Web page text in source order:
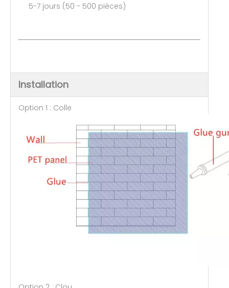
5-7 jours (50 - 500 pièces)
Installation
Option 1 : Colle